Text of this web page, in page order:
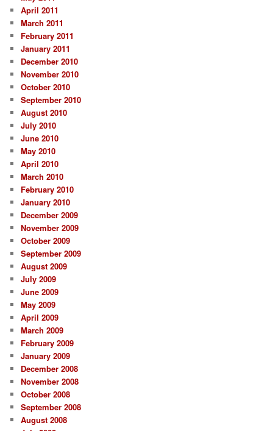
April 2011
March 2011
February 2011
January 2011
December 2010
November 2010
October 2010
September 2010
August 2010
July 2010
June 2010
May 2010
April 2010
March 2010
February 2010
January 2010
December 2009
November 2009
October 2009
September 2009
August 2009
July 2009
June 2009
May 2009
April 2009
March 2009
February 2009
January 2009
December 2008
November 2008
October 2008
September 2008
August 2008